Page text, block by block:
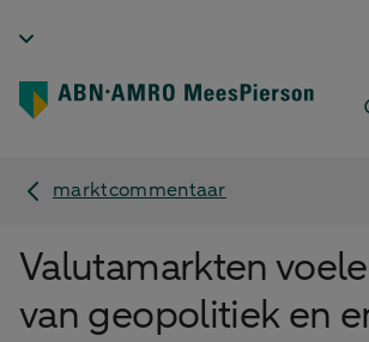
marktcommentaar
Valutamarkten
van geopolitiek en